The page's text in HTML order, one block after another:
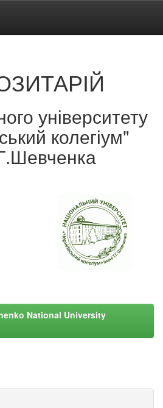
університету
колегіум"
National University